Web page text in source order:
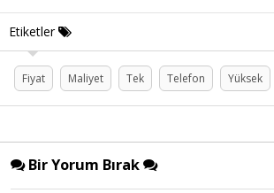
Etiketler
Fiyat Maliyet Tek Telefon Yüksek
Bir Yorum Bırak